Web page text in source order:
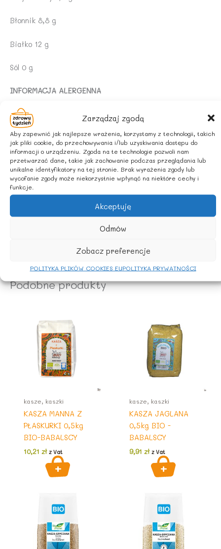
Zarządzaj zgodą
Aby zapewnić jak najlepsze wrażenia, korzystamy z technologii, takich
jak pliki cookie, do przechowywania i/lub uzyskiwania dostępu do
informacji o urządzeniu. Zgoda na te technologie pozwoli nam
przetwarzać dane, takie jak zachowanie podczas przeglądania lub
unikalne identyfikatory na tej stronie. Brak wyrażenia zgody lub
wycofanie zgody może niekorzystnie wpłynąć na niektóre cechy i
funkcje.
Akceptuję
Odmów
Zobacz preferencje
POLITYKA PLIKÓW COOKIES EUPOLITYKA PRYWATNOŚCI
Błonnik 8,8 g
Białko 12 g
Sól 0 g
INFORMACJA ALERGENNA
Produkt może zawierać:
ORZESZKI ZIEMNE, ORZECHY,
NASIONA SEZAMU, SOJĘ
ZALECANE WARUNKI PRZECHOWYWANIA
Przechowywać w suchym i chłodnym miejscu.
POCHODZENIE SKŁADNIKÓW
Włochy
Podobne produkty
kasze, kaszki
KASZA MANNA Z
PŁASKURKI 0,5kg
BIO-BABALSCY
10,21 zł z Vat
kasze, kaszki
KASZA JAGLANA
0,5kg BIO -
BABALSCY
9,91 zł z Vat